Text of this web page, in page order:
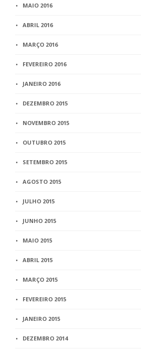
MAIO 2016
ABRIL 2016
MARÇO 2016
FEVEREIRO 2016
JANEIRO 2016
DEZEMBRO 2015
NOVEMBRO 2015
OUTUBRO 2015
SETEMBRO 2015
AGOSTO 2015
JULHO 2015
JUNHO 2015
MAIO 2015
ABRIL 2015
MARÇO 2015
FEVEREIRO 2015
JANEIRO 2015
DEZEMBRO 2014